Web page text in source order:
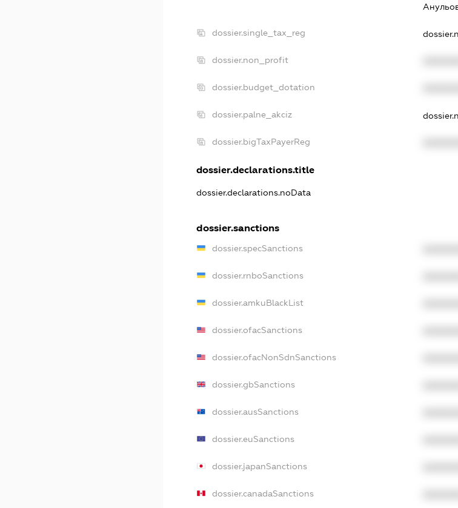
dossier.single_tax_reg
dossier.non_profit
dossier.budget_dotation
dossier.palne_akciz
dossier.bigTaxPayerReg
dossier.declarations.title
dossier.declarations.noData
dossier.sanctions
dossier.specSanctions
dossier.rnboSanctions
dossier.amkuBlackList
dossier.ofacSanctions
dossier.ofacNonSdnSanctions
dossier.gbSanctions
dossier.ausSanctions
dossier.euSanctions
dossier.japanSanctions
dossier.canadaSanctions